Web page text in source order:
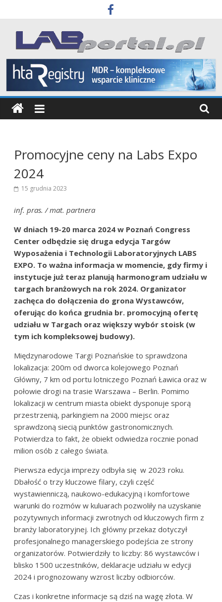
to
content
Labportal
Laboratoria
Aparatura
Badania
Promocyjne ceny na Labs Expo
2024
15 grudnia 2023
inf. pras. / mat. partnera
W dniach 19-20 marca 2024 w Poznań Congress
Center odbędzie się druga edycja Targów
Wyposażenia i Technologii Laboratoryjnych LABS
EXPO. To ważna informacja w momencie, gdy firmy i
instytucje już teraz planują harmonogram udziału w
targach branżowych na rok 2024. Organizator
zachęca do dołączenia do grona Wystawców,
oferując do końca grudnia br. promocyjną ofertę
udziału w Targach oraz większy wybór stoisk (w
tym ich kompleksowej budowy).
Międzynarodowe Targi Poznańskie to sprawdzona
lokalizacja: 200m od dworca kolejowego Poznań
Główny, 7 km od portu lotniczego Poznań Ławica oraz w
połowie drogi na trasie Warszawa – Berlin. Pomimo
lokalizacji w centrum miasta obiekt dysponuje sporą
przestrzenią, parkingiem na 2000 miejsc oraz
sprawdzoną siecią punktów gastronomicznych.
Potwierdza to fakt, że obiekt odwiedza rocznie ponad
milion osób z całego świata.
Pierwsza edycja imprezy odbyła się w 2023 roku.
Dbałość o trzy kluczowe filary, czyli część
wystawienniczą, naukowo-edukacyjną i komfortowe
warunki do rozmów w kuluarach pozwoliły na uzyskanie
pozytywnych informacji zwrotnych od kluczowych firm z
branży laboratoryjnej. Ich główny przekaz dotyczył
profesjonalnego managerskiego podejścia ze strony
organizatorów. Potwierdziły to liczby: 86 wystawców i
blisko 1500 uczestników, deklaracje udziału w edycji
2024 i prognozowany wzrost liczby odbiorców.
Czas i konkretne informacje są dziś na wagę złota. W